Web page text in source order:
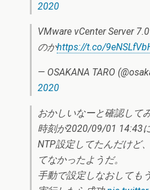
2020
VMware vCenter Server
のかhttps://t.co/
— OSAKANA TARO
2020
おかしいなーと確認して
時刻が2020/09/01 14:43
NTP設定してたんだけど
てなかったようだ。
手動で設定しなおしても